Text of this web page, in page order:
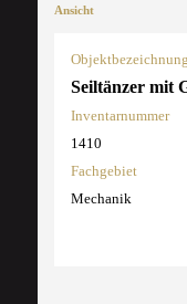
Ansicht
Objektbezeichnung
Seiltänzer mit
Inventarnummer
1410
Fachgebiet
Mechanik